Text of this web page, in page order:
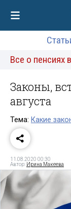
Все о пенсиях
Законы,
августа
Тема: Какие
11.08.2020 00:30
Автор: Ирина Макеева